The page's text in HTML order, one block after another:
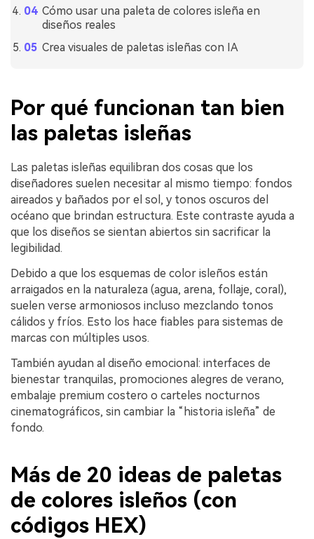
Cómo usar una paleta de colores isleña en
diseños reales
Crea visuales de paletas isleñas con IA
Por qué funcionan tan bien
las paletas isleñas
Las paletas isleñas equilibran dos cosas que los
diseñadores suelen necesitar al mismo tiempo: fondos
aireados y bañados por el sol, y tonos oscuros del
océano que brindan estructura. Este contraste ayuda a
que los diseños se sientan abiertos sin sacrificar la
legibilidad.
Debido a que los esquemas de color isleños están
arraigados en la naturaleza (agua, arena, follaje, coral),
suelen verse armoniosos incluso mezclando tonos
cálidos y fríos. Esto los hace fiables para sistemas de
marcas con múltiples usos.
También ayudan al diseño emocional: interfaces de
bienestar tranquilas, promociones alegres de verano,
embalaje premium costero o carteles nocturnos
cinematográficos, sin cambiar la “historia isleña” de
fondo.
Más de 20 ideas de paletas
de colores isleños (con
códigos HEX)